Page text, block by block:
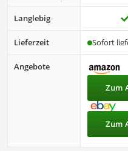
Langlebig
Lieferzeit Sofort
Angebote
Zum
Zum